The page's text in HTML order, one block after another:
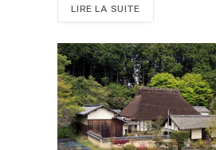
LIRE LA SUITE